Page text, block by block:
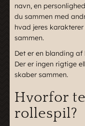
navn, en
du sammen med
hvad jeres
sammen.
Det er en blanding
Der er ingen rigtige
skaber sammen.
Hvorfor
rollespil?